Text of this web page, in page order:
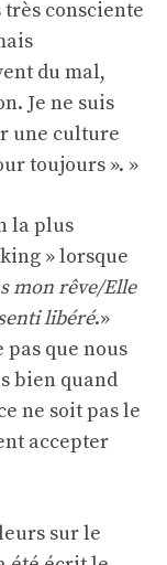
consciente
du mal,
Je ne suis
une culture
toujours ». »
la plus
» lorsque
mon rêve/Elle
libéré.»
pas que nous
bien quand
ne soit pas le
accepter
sur le